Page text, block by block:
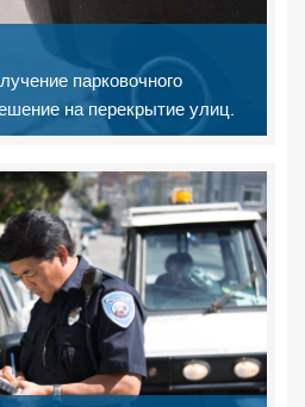
парковочного
на перекрытие улиц.